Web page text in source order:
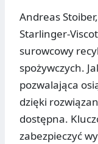
Andreas
Starlinger-
surowcowy
spożywczych.
pozwalająca
dzięki
dostępna.
zabezpieczyć